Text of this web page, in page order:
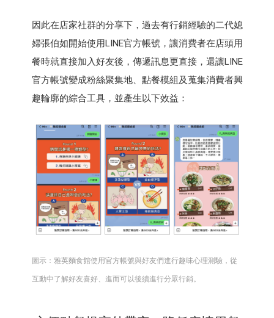
因此在店家社群的分享下，過去有行銷經驗的二代媳
婦張伯如開始使用LINE官方帳號，讓消費者在店頭用
餐時就直接加入好友後，傳遞訊息更直接，還讓LINE
官方帳號變成粉絲聚集地、點餐模組及蒐集消費者興
趣輪廓的綜合工具，並產生以下效益：
圖示：雅英麵食館使用官方帳號與好友們進行趣味心理測驗，從
互動中了解好友喜好、進而可以後續進行分眾行銷。